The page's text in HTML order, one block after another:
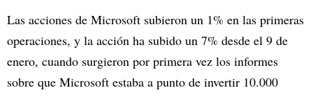
Las acciones de Microsoft subieron un 1% en las primeras
operaciones, y la acción ha subido un 7% desde el 9 de
enero, cuando surgieron por primera vez los informes
sobre que Microsoft estaba a punto de invertir 10.000